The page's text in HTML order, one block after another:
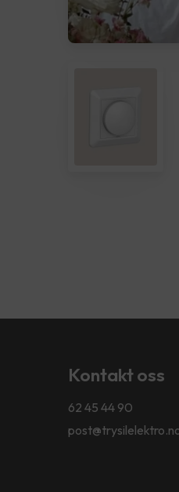
Kontakt oss
62 45 44 90